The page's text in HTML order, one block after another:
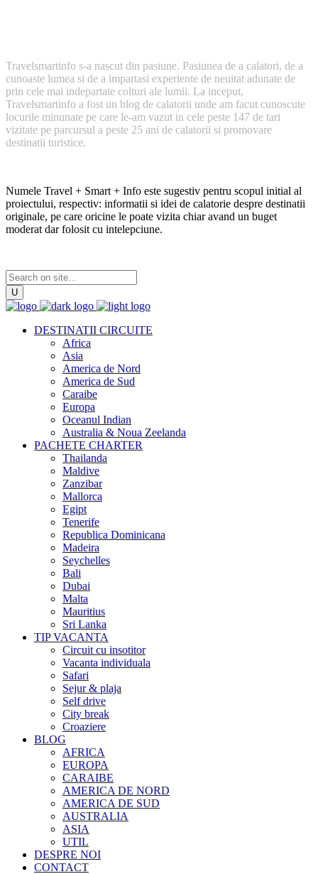
Travelsmartinfo s-a nascut din pasiune. Pasiunea de a calatori, de a
cunoaste lumea si de a impartasi experiente de neuitat adunate de
prin cele mai indepartate colturi ale lumii. La inceput,
Travelsmartinfo a fost un blog de calatorii unde am facut cunoscute
locurile minunate pe care le-am vazut in cele peste 147 de tari
vizitate pe parcursul a peste 25 ani de calatorii si promovare
destinatii turistice.
Numele Travel + Smart + Info este sugestiv pentru scopul initial al
proiectului, respectiv: informatii si idei de calatorie despre destinatii
originale, pe care oricine le poate vizita chiar avand un buget
moderat dar folosit cu intelepciune.
DESTINATII CIRCUITE
Africa
Asia
America de Nord
America de Sud
Caraibe
Europa
Oceanul Indian
Australia & Noua Zeelanda
PACHETE CHARTER
Thailanda
Maldive
Zanzibar
Mallorca
Egipt
Tenerife
Republica Dominicana
Madeira
Seychelles
Bali
Dubai
Malta
Mauritius
Sri Lanka
TIP VACANTA
Circuit cu insotitor
Vacanta individuala
Safari
Sejur & plaja
Self drive
City break
Croaziere
BLOG
AFRICA
EUROPA
CARAIBE
AMERICA DE NORD
AMERICA DE SUD
AUSTRALIA
ASIA
UTIL
DESPRE NOI
CONTACT